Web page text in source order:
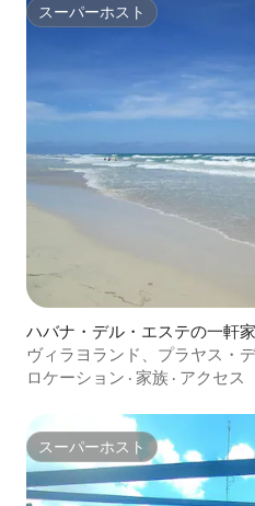
スーパーホスト
スーパーホスト
ハバナ・デル・エステの一軒家
ヴィラヨランド、プラヤス・
ガ、グアナボ
ロケーション · 家族 · アクセス
スーパーホスト
スーパーホスト